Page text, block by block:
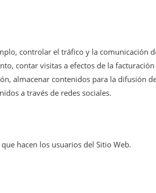
controlar el tráfico y la comunicación
contar visitas a efectos de la
almacenar contenidos para la difusión
a través de redes sociales.
hacen los usuarios del Sitio Web.